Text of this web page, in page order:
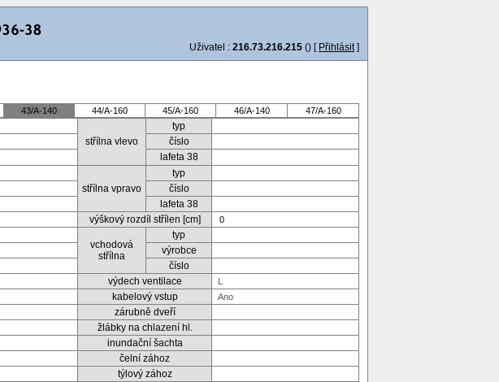
Uživatel : 216.73.216.215 () [ Přihlásit]
43/A-140 44/A-160 45/A-160 46/A-140 47/A-160
střílna vlevo
typ
číslo
lafeta 38
střílna vpravo
typ
číslo
lafeta 38
výškový rozdíl střílen [cm]
vchodová
střílna
typ
výrobce
číslo
výdech ventilace
kabelový vstup
zárubně dveří
žlábky na chlazení hl.
inundační šachta
čelní zához
týlový zához